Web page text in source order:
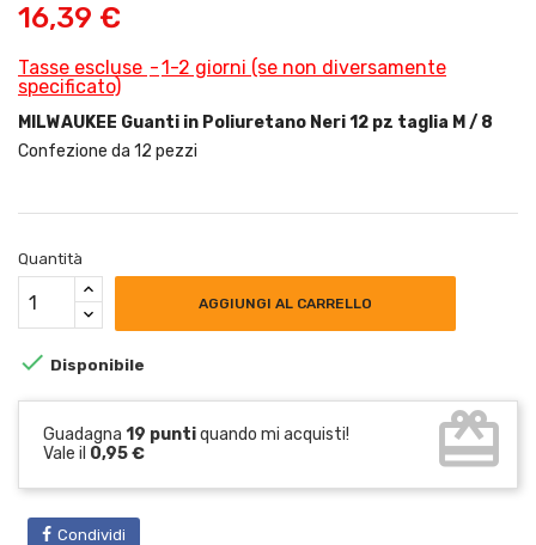
16,39 €
Tasse escluse
1-2 giorni (se non diversamente
specificato)
MILWAUKEE Guanti in Poliuretano Neri 12 pz taglia M / 8
Confezione da 12 pezzi
Quantità
AGGIUNGI AL CARRELLO
 Disponibile
Guadagna 19 puntiquando mi acquisti!
Vale il 0,95 € card_giftcard
Condividi